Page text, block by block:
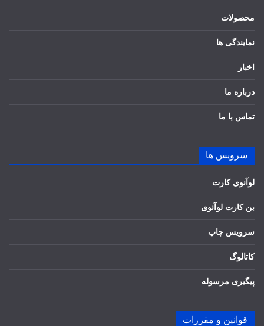
محصولات
نمایندگی ها
اخبار
درباره ما
تماس با ما
سرویس ها
لوآنوی کارت
بن کارت لوآنوی
سرویس چاپ
کاتالوگ
پیگیری مرسوله
قوانین و مقررات